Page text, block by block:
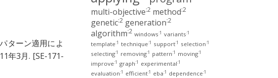
ターン適用によ
年3月. [SE-171-
multi-objective:2 method:2
genetic:2 generation:2
algorithm:2 windows:1 variants:1
template:1 technique:1 support:1 selection:1
selecting:1 removing:1 pattern:1 moving:1
improve:1 graph:1 experimental:1
evaluation:1 efficient:1 eba:1 dependence:1